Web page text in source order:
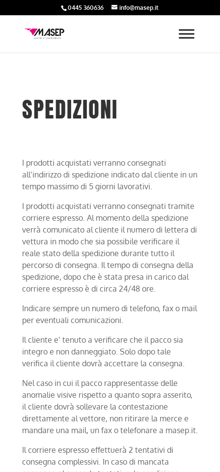
0445 360636 info@masep.it
SPEDIZIONI
I prodotti acquistati verranno consegnati
all’indirizzo di spedizione indicato dal cliente in un
tempo massimo di 5 giorni lavorativi.
I prodotti acquistati verranno consegnati tramite
corriere espresso. Al momento della spedizione
verrà comunicato al cliente il numero di lettera di
vettura in modo che sia possibile verificare il
reale stato della spedizione durante tutto il
percorso di consegna. Il tempo di consegna della
spedizione, dopo che è stata presa in carico dal
corriere espresso è di circa 24/48 ore.
Indicare sempre un numero di telefono, fax o mail
per eventuali comunicazioni.
Il cliente e’ tenuto a verificare che il pacco sia
integro e non danneggiato. Solo dopo tale
verifica il cliente dovrà accettare la consegna.
Nel caso in cui il pacco rappresentasse delle
anomalie visive rispetto a quanto sopra asserito,
il cliente dovrà sollevare la contestazione
direttamente al vettore, non ritirare la merce e
mandare una mail, un fax o telefonare a masep.it.
Il corriere espresso effettuerà 2 tentativi di
consegna complessivi. In caso di mancata